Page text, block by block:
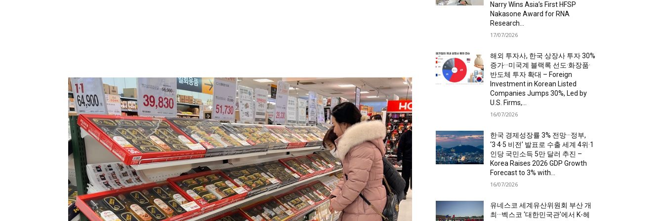
Narry Wins Asia’s First HFSP
Nakasone Award for RNA
Research...
17/07/2026
해외 투자사, 한국 상장사 투자 30%
증가···미국계 블랙록 선도·화장품·
반도체 투자 확대 – Foreign
Investment in Korean Listed
Companies Jumps 30%, Led by
U.S. Firms,...
16/07/2026
한국 경제성장률 3% 전망···정부,
‘3·4·5 비전’ 발표로 수출 세계 4위·1
인당 국민소득 5만 달러 추진 –
Korea Raises 2026 GDP Growth
Forecast to 3% with...
16/07/2026
유네스코 세계유산위원회 부산 개
최···벡스코 ‘대한민국관’에서 K-헤